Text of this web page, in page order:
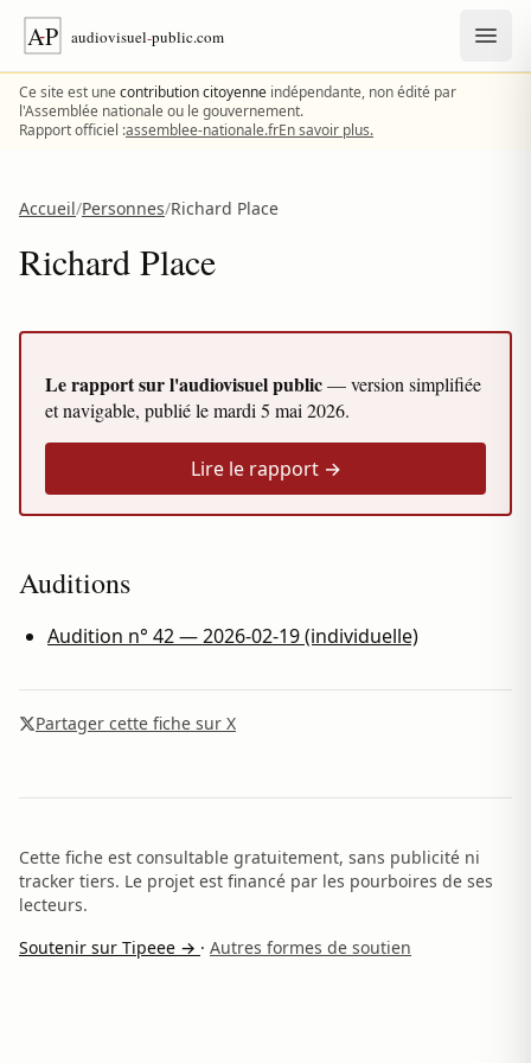
Aller au contenu
Ce site est unecontribution citoyenne indépendante, non édité par
l'Assemblée nationale ou le gouvernement.
Rapport officiel :assemblee-nationale.frEn savoir plus.
Accueil/Personnes/Richard Place
Richard Place
Le rapport sur l'audiovisuel public— version simplifiée
et navigable, publié lemardi 5 mai 2026.
Lire le rapport →
Auditions
Audition n° 42 — 2026-02-19 (individuelle)
Partager cette fiche sur X
Cette fiche est consultable gratuitement, sans publicité ni
tracker tiers. Le projet est financé par les pourboires de ses
lecteurs.
Soutenir sur Tipeee → · Autres formes de soutien